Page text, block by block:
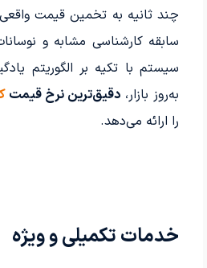
چند ثانیه به تخمین قیمت
سابقه کارشناسی مشابه و
سیستم با تکیه بر الگوریتم
به‌روز بازار، دقیق‌ترین نرخ قیمت
را ارائه می‌دهد.
خدمات تکمیلی و ویژه